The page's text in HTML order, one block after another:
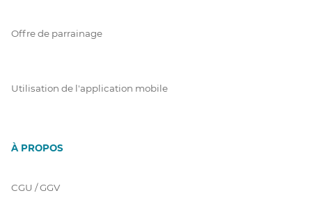
Offre de parrainage
Utilisation de l'application mobile
À PROPOS
CGU / GGV